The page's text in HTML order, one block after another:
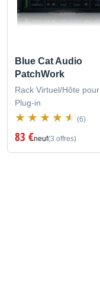
Blue Cat Audio
PatchWork
Rack Virtuel/Hôte pour
Plug-in
(6)
83 €neuf(3 offres)